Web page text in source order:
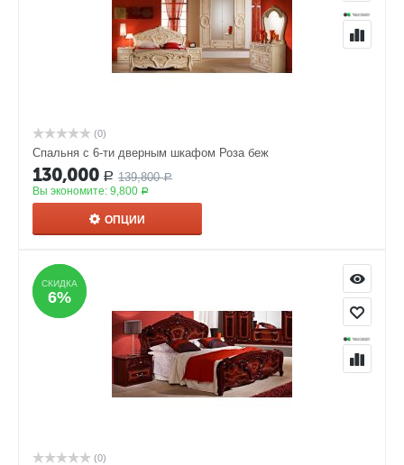
(0)
Спальня с 6-ти дверным шкафом Роза беж
130,000 Р 139,800 Р
Вы экономите: 9,800 Р
ОПЦИИ
СКИДКА
6%
СКИДКА
6%
(0)